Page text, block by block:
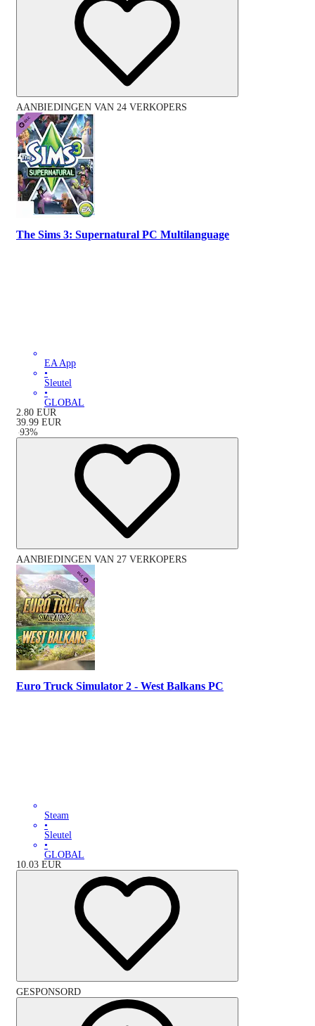
AANBIEDINGEN VAN 24 VERKOPERS
The Sims 3: Supernatural PC Multilanguage
EA App
•
Sleutel
•
GLOBAL
2.80 EUR
39.99 EUR
-93%
AANBIEDINGEN VAN 27 VERKOPERS
Euro Truck Simulator 2 - West Balkans PC
Steam
•
Sleutel
•
GLOBAL
10.03 EUR
GESPONSORD